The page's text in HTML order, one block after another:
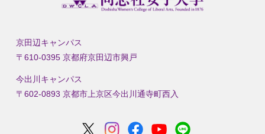
京田辺キャンパス
〒610-0395 京都府京田辺市興戸
今出川キャンパス
〒602-0893 京都市上京区今出川通寺町西入